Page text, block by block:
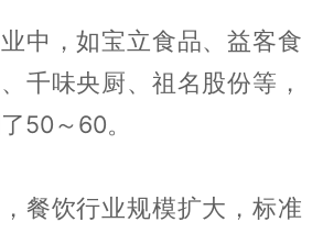
中，如宝立食品、益客食
千味央厨、祖名股份等，
50～60。
餐饮行业规模扩大，标准